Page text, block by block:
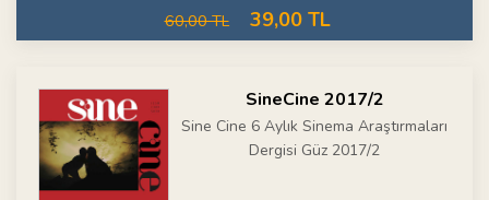
60,00 TL 39,00 TL
SineCine 2017/2
Sine Cine 6 Aylık Sinema Araştırmaları
Dergisi Güz 2017/2